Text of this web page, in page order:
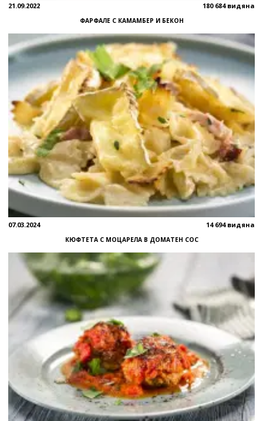
21.09.2022 180 684 видяна
ФАРФАЛЕ С КАМАМБЕР И БЕКОН
07.03.2024 14 694 видяна
КЮФТЕТА С МОЦАРЕЛА В ДОМАТЕН СОС